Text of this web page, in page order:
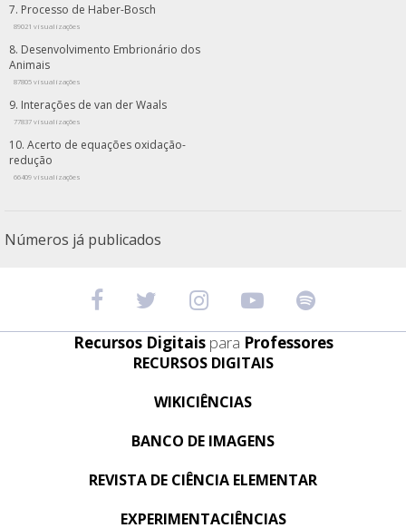
Processo de Haber-Bosch
89021 visualizações
Desenvolvimento Embrionário dos
Animais
87805 visualizações
Interações de van der Waals
77837 visualizações
Acerto de equações oxidação-
redução
66409 visualizações
Números já publicados
Recursos Digitais para Professores
RECURSOS DIGITAIS
WIKICIÊNCIAS
BANCO DE IMAGENS
REVISTA DE CIÊNCIA ELEMENTAR
EXPERIMENTACIÊNCIAS